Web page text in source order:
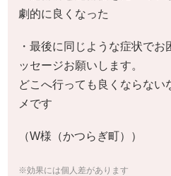
劇的に良くなった
・最後に同じような症状で
ッセージお願いします。
どこへ行っても良くならない
メです
（W様（かつらぎ町））
※効果には個人差があります